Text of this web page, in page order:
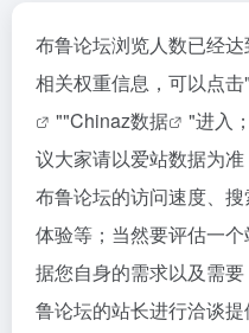
布鲁论坛浏览人数已经
相关权重信息，可以点击"
""Chinaz数据
"进入
议大家请以爱站数据为
布鲁论坛的访问速度、
体验等；当然要评估一
据您自身的需求以及需
鲁论坛的站长进行洽谈